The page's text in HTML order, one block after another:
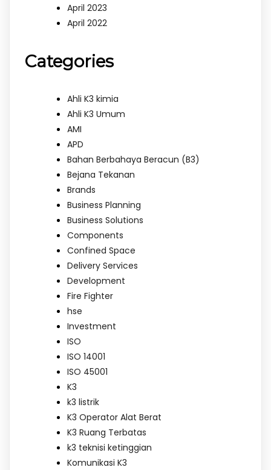
April 2023
April 2022
Categories
Ahli K3 kimia
Ahli K3 Umum
AMI
APD
Bahan Berbahaya Beracun (B3)
Bejana Tekanan
Brands
Business Planning
Business Solutions
Components
Confined Space
Delivery Services
Development
Fire Fighter
hse
Investment
ISO
ISO 14001
ISO 45001
K3
k3 listrik
K3 Operator Alat Berat
K3 Ruang Terbatas
k3 teknisi ketinggian
Komunikasi K3